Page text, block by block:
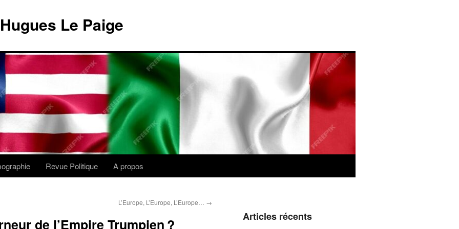
Le Paige
Revue Politique A propos
L’Europe, L’Europe, L’Europe… →
de l’Empire Trumpien ? Articles récents